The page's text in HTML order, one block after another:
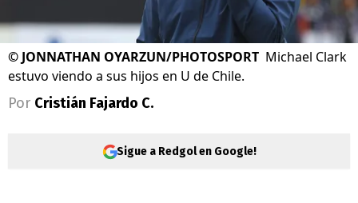
©JONNATHAN OYARZUN/PHOTOSPORT Michael Clark
estuvo viendo a sus hijos en U de Chile.
Por Cristián Fajardo C.
Sigue a Redgol en Google!